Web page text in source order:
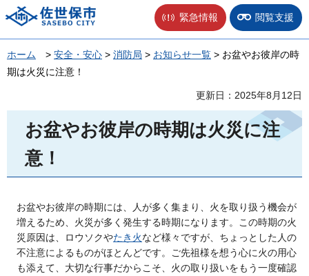
佐世保市 緊急情報 閲覧支援
ホーム > 安全・安心 > 消防局 > お知らせ一覧 > お盆やお彼岸の時
期は火災に注意！
更新日：2025年8月12日
お盆やお彼岸の時期は火災に注
意！
お盆やお彼岸の時期には、人が多く集まり、火を取り扱う機会が
増えるため、火災が多く発生する時期になります。この時期の火
災原因は、ロウソクやたき火など様々ですが、ちょっとした人の
不注意によるものがほとんどです。ご先祖様を想う心に火の用心
も添えて、大切な行事だからこそ、火の取り扱いをもう一度確認